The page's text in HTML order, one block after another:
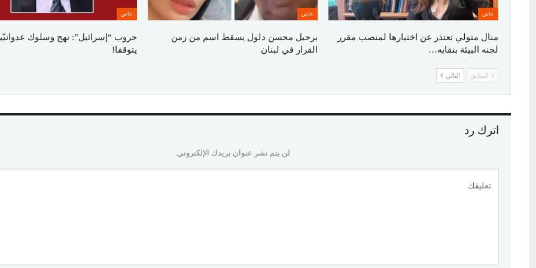
خاص
منال متولي تعتذر عن اختيارها لمنصب مقرر
لجنه البيئة بنقابه…
خاص
برحيل محسن دلول يسقط اسم من زمن
القرار في لبنان
خاص
حروب “إسرائيل”: نهج وسلوك
يتوقفا!
السابق التالي
اترك رد
لن يتم نشر عنوان بريدك الإلكتروني.